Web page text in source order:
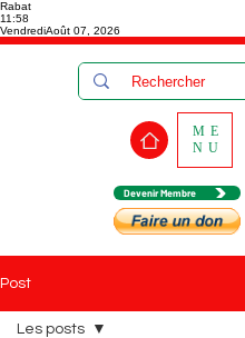
Rabat
11:58
VendrediAoût 07, 2026
Devenir Membre
ME
NU
Post
Les posts